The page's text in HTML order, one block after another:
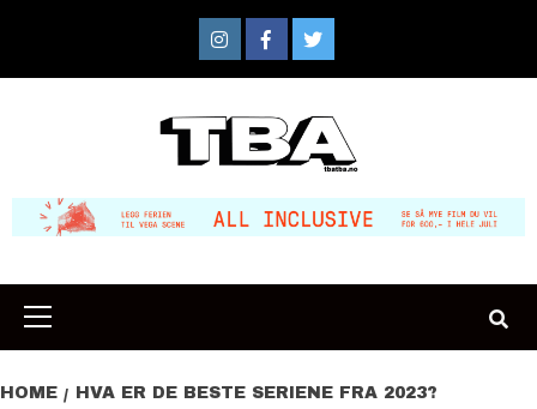
content
InstagramFacebook
Twitter
Primary
Menu
HOME HVA ER DE BESTE SERIENE FRA 2023?